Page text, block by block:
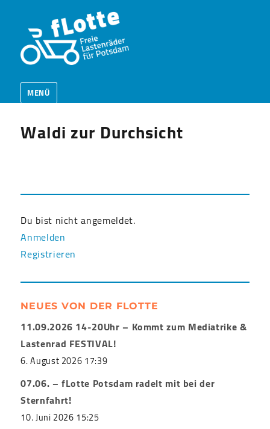
MENÜ
Waldi zur Durchsicht
Du bist nicht angemeldet.
Anmelden
Registrieren
NEUES VON DER FLOTTE
11.09.2026 14-20Uhr – Kommt zum Mediatrike &
Lastenrad FESTIVAL!
6. August 2026 17:39
07.06. – fLotte Potsdam radelt mit bei der
Sternfahrt!
10. Juni 2026 15:25